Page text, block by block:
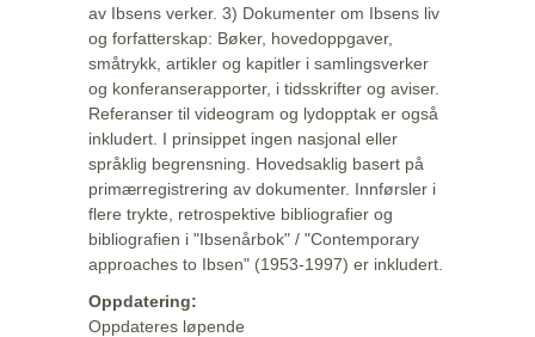
av Ibsens verker. 3) Dokumenter om Ibsens liv
og forfatterskap: Bøker, hovedoppgaver,
småtrykk, artikler og kapitler i samlingsverker
og konferanserapporter, i tidsskrifter og aviser.
Referanser til videogram og lydopptak er også
inkludert. I prinsippet ingen nasjonal eller
språklig begrensning. Hovedsaklig basert på
primærregistrering av dokumenter. Innførsler i
flere trykte, retrospektive bibliografier og
bibliografien i "Ibsenårbok" / "Contemporary
approaches to Ibsen" (1953-1997) er inkludert.
Oppdatering:
Oppdateres løpende